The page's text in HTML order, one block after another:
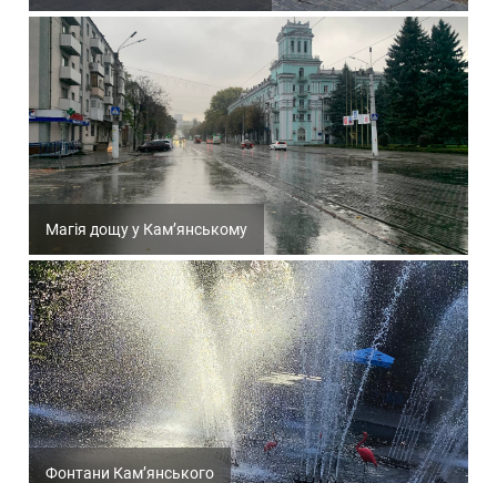
Магія дощу у Кам’янському
Фонтани Кам’янського